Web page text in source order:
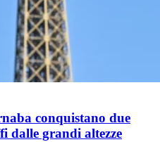
conquistano due
dalle grandi altezze